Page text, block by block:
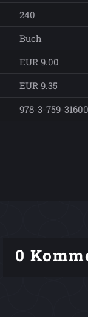
240
Buch
EUR 9.00
EUR 9.35
978-3-759-
0